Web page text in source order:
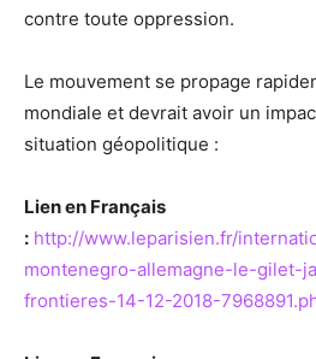
contre toute oppression.
Le mouvement se propage
mondiale et devrait avoir un
situation géopolitique :
Lien en Français
: http://www.leparisien.fr/
montenegro-allemagne-le-gilet-
frontieres-14-12-2018-